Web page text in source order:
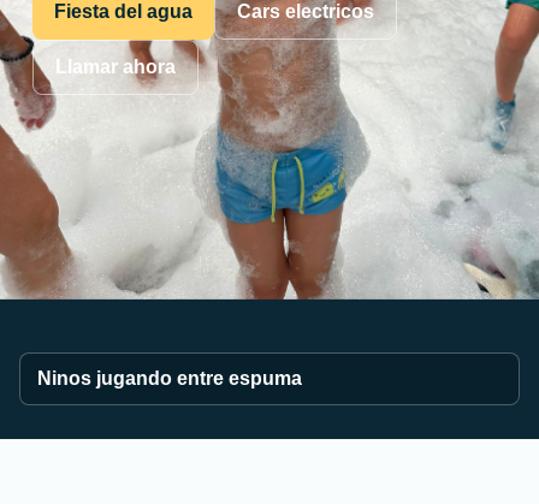
Fiesta del agua Cars electricos
Llamar ahora
Ninos jugando entre espuma